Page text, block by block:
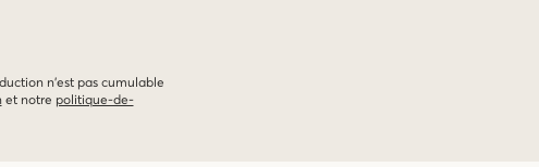
n'est pas cumulable
et notre politique-de-